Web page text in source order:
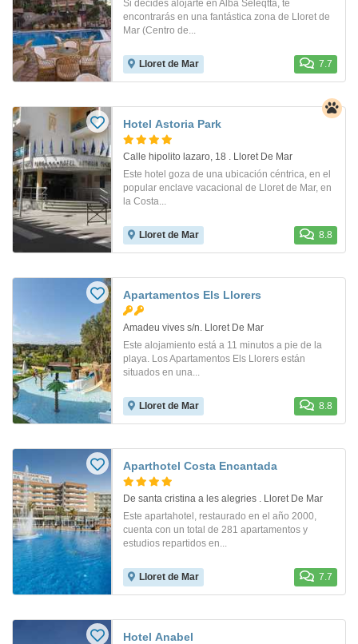
Si decides alojarte en Alba Seleqtta, te
encontrarás en una fantástica zona de Lloret de
Mar (Centro de...
Lloret de Mar 7.7
Hotel Astoria Park
Calle hipolito lazaro, 18 . Lloret De Mar
Este hotel goza de una ubicación céntrica, en el
popular enclave vacacional de Lloret de Mar, en
la Costa...
Lloret de Mar 8.8
Apartamentos Els Llorers
Amadeu vives s/n. Lloret De Mar
Este alojamiento está a 11 minutos a pie de la
playa. Los Apartamentos Els Llorers están
situados en una...
Lloret de Mar 8.8
Aparthotel Costa Encantada
De santa cristina a les alegries . Lloret De Mar
Este apartahotel, restaurado en el año 2000,
cuenta con un total de 281 apartamentos y
estudios repartidos en...
Lloret de Mar 7.7
Hotel Anabel